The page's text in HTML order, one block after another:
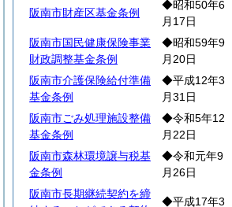
阪南市財産区基金条例
◆昭和50年6
月17日
阪南市国民健康保険事業
財政調整基金条例
◆昭和59年9
月20日
阪南市介護保険給付準備
基金条例
◆平成12年3
月31日
阪南市ごみ処理施設整備
基金条例
◆令和5年12
月22日
阪南市森林環境譲与税基
金条例
◆令和元年9
月26日
阪南市長期継続契約を締
◆平成17年3